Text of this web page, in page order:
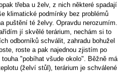
třeba u želv, z nich některé spadají
klimatické podmínky bez problémů
puštění té želvy. Opravdu nerozumím.
jí skvělé terárium, nechám si to
odborníků schválit, zahradu bohužel
roste a pak najednou zjistím po
"pobíhat všude okolo". Běžně má
(želví stůl), terárium je schválené